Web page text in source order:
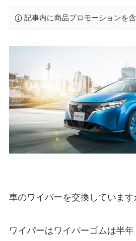
記事内に商品プロモーションを
車のワイパーを交換しています
ワイパーはワイパーゴムは半